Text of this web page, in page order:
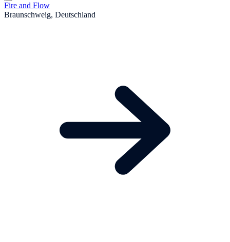
Fire and Flow
Braunschweig, Deutschland